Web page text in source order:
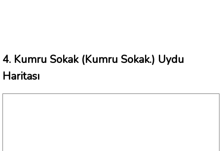
4. Kumru Sokak (Kumru Sokak.) Uydu
Haritası